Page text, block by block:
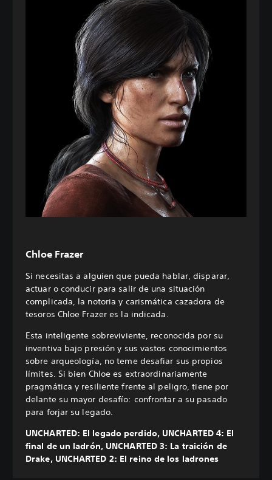
Chloe Frazer
Si necesitas a alguien que pueda hablar, disparar,
actuar o conducir para salir de una situación
complicada, la notoria y carismática cazadora de
tesoros Chloe Frazer es la indicada.
Esta inteligente sobreviviente, reconocida por su
inventiva bajo presión y sus vastos conocimientos
sobre arqueología, no teme desafiar sus propios
límites. Si bien Chloe es extraordinariamente
pragmática y resiliente frente al peligro, tiene por
delante su mayor desafío: confrontar a su pasado
para forjar su legado.
UNCHARTED: El legado perdido, UNCHARTED 4: El
final de un ladrón, UNCHARTED 3: La traición de
Drake, UNCHARTED 2: El reino de los ladrones